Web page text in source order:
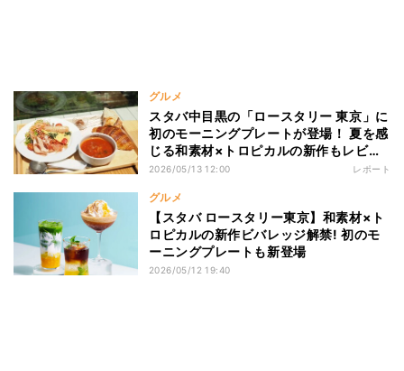
グルメ
スタバ中目黒の「ロースタリー 東京」に
初のモーニングプレートが登場！ 夏を感
じる和素材×トロピカルの新作もレビュ
ー
2026/05/13 12:00 レポート
グルメ
【スタバ ロースタリー東京】和素材×ト
ロピカルの新作ビバレッジ解禁! 初のモ
ーニングプレートも新登場
2026/05/12 19:40